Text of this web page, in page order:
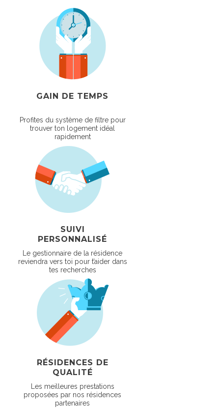
GAIN DE TEMPS
Profites du système de filtre pour
trouver ton logement idéal
rapidement
SUIVI
PERSONNALISÉ
Le gestionnaire de la résidence
reviendra vers toi pour t’aider dans
tes recherches
RÉSIDENCES DE
QUALITÉ
Les meilleures prestations
proposées par nos résidences
partenaires